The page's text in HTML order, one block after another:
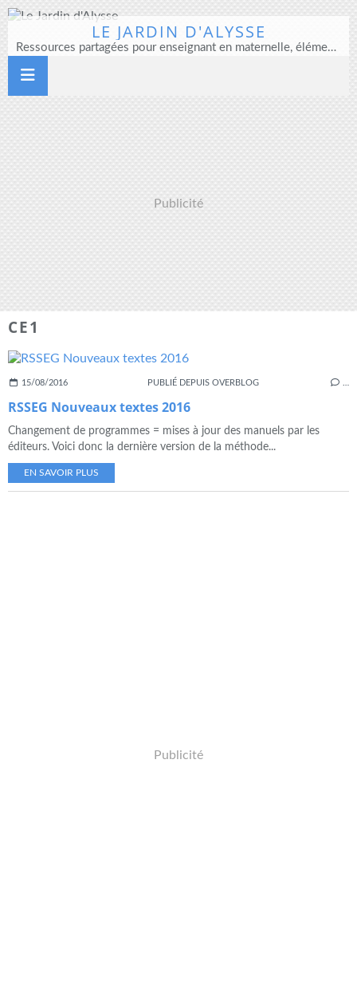
LE JARDIN D'ALYSSE
Ressources partagées pour enseignant en maternelle, élémentaire et direction d'école
Publicité
CE1
15/08/2016 PUBLIÉ DEPUIS OVERBLOG
RSSEG Nouveaux textes 2016
Changement de programmes = mises à jour des manuels par les
éditeurs. Voici donc la dernière version de la méthode...
EN SAVOIR PLUS
Publicité